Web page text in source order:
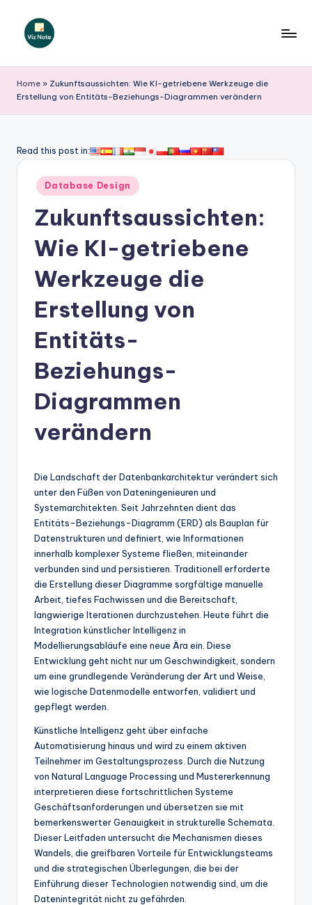
iz
N
t
m
A
In
si
&
S
o
ft
w
In
d
tr
U
p
Home » Zukunftsaussichten: Wie KI-getriebene Werkzeuge die
Erstellung von Entitäts-Beziehungs-Diagrammen verändern
Read this post in:
Posted
in
Database Design
Zukunftsaussichten:
Wie KI-getriebene
Werkzeuge die
Erstellung von
Entitäts-
Beziehungs-
Diagrammen
verändern
Die Landschaft der Datenbankarchitektur verändert sich
unter den Füßen von Dateningenieuren und
Systemarchitekten. Seit Jahrzehnten dient das
Entitäts-Beziehungs-Diagramm (ERD) als Bauplan für
Datenstrukturen und definiert, wie Informationen
innerhalb komplexer Systeme fließen, miteinander
verbunden sind und persistieren. Traditionell erforderte
die Erstellung dieser Diagramme sorgfältige manuelle
Arbeit, tiefes Fachwissen und die Bereitschaft,
langwierige Iterationen durchzustehen. Heute führt die
Integration künstlicher Intelligenz in
Modellierungsabläufe eine neue Ära ein. Diese
Entwicklung geht nicht nur um Geschwindigkeit, sondern
um eine grundlegende Veränderung der Art und Weise,
wie logische Datenmodelle entworfen, validiert und
gepflegt werden.
Künstliche Intelligenz geht über einfache
Automatisierung hinaus und wird zu einem aktiven
Teilnehmer im Gestaltungsprozess. Durch die Nutzung
von Natural Language Processing und Mustererkennung
interpretieren diese fortschrittlichen Systeme
Geschäftsanforderungen und übersetzen sie mit
bemerkenswerter Genauigkeit in strukturelle Schemata.
Dieser Leitfaden untersucht die Mechanismen dieses
Wandels, die greifbaren Vorteile für Entwicklungsteams
und die strategischen Überlegungen, die bei der
Einführung dieser Technologien notwendig sind, um die
Datenintegrität nicht zu gefährden.